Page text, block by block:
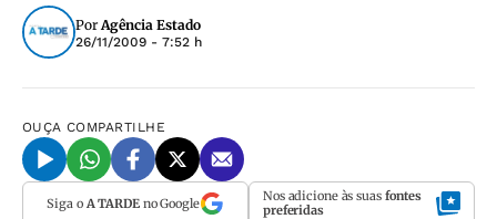
PorAgência Estado
26/11/2009 - 7:52 h
OUÇA COMPARTILHE
Siga o A TARDEno Google Nos adicione às suas fontes
preferidas